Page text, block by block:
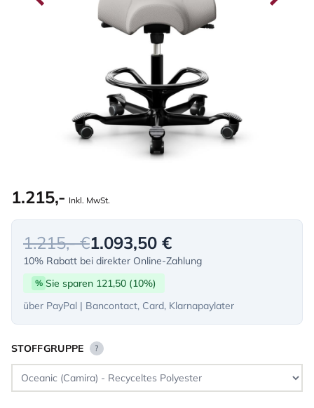
1.215,- Inkl. MwSt.
1.215,- €1.093,50 €
10% Rabatt bei direkter Online-Zahlung
% Sie sparen 121,50 (10%)
über PayPal | Bancontact, Card, Klarnapaylater
STOFFGRUPPE ?